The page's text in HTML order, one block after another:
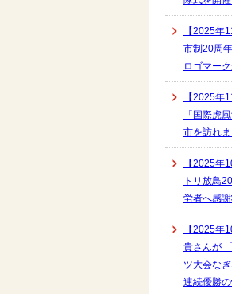
【2025年
市制20周
ロゴマー
【2025年
「国際虎
市を訪れ
【2025年
トリ放鳥
労者へ感
【2025年
貴さんが
ツ大会な
連続優勝